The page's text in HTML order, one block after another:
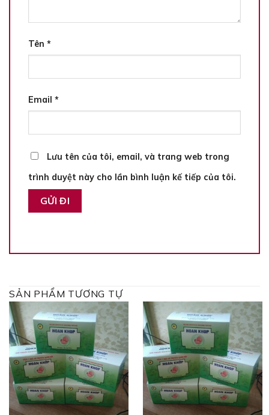
Tên *
Email *
Lưu tên của tôi, email, và trang web trong
trình duyệt này cho lần bình luận kế tiếp của tôi.
SẢN PHẨM TƯƠNG TỰ